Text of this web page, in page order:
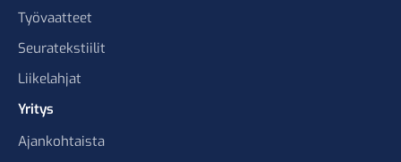
Työvaatteet
Seuratekstiilit
Liikelahjat
Yritys
Ajankohtaista